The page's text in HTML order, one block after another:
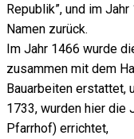
Republik”, und im
Namen zurück.
Im Jahr 1466 wurde
zusammen mit dem
Bauarbeiten erstattet,
1733, wurden hier die
Pfarrhof) errichtet,